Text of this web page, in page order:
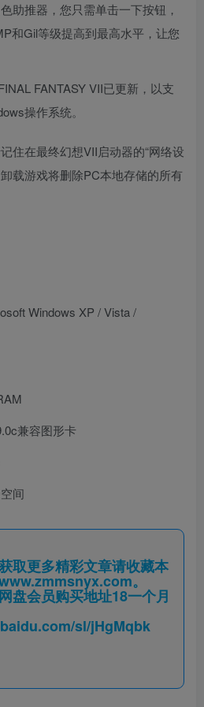
助推器，您只需单击一下按钮，
和Gil等级提高到最高水平，让您
FANTASY VII已更新，以支
操作系统。
住在最终幻想VII启动器的“网络设
载游戏将删除PC本地存储的所有
Windows XP / Vista /
兼容图形卡
间
取更多精彩文章请收藏本
。
盘会员购买地址18一个月
sl/jHgMqbk